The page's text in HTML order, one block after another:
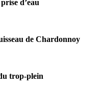
d’eau
de Chardonnoy
trop-plein